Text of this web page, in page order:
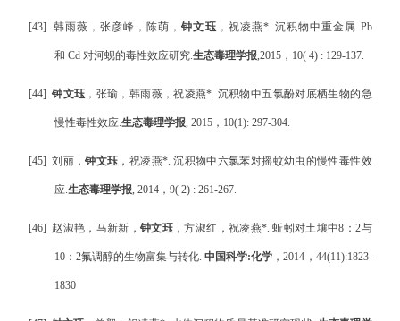
[43] 韩雨薇，张彦峰，陈萌，钟文珏 ，祝凌燕*. 沉积物中重金属 Pb
和 Cd 对河蚬的毒性效应研究.生态毒理学报,2015， 10( 4) : 129-137.
[44] 钟文珏 ，张瑜，韩雨薇，祝凌燕*. 沉积物中五氯酚对底栖生物的急
慢性毒性效应.生态毒理学报, 2015， 10(1): 297-304.
[45] 刘丽，钟文珏 ，祝凌燕*.沉积物中六氯苯对摇蚊幼虫的慢性毒性效
应.生态毒理学报, 2014， 9( 2) : 261-267.
[46] 赵淑艳，马新新，钟文珏 ，方淑红，祝凌燕*.蚯蚓对土壤中8 ：2与
10： 2氟调醇的生物富集与转化.中国科学:化学 ，2014 ， 44(11):1823-
1830